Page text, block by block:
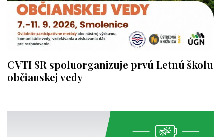
CVTI SR spoluorganizuje prvú Letnú školu
občianskej vedy